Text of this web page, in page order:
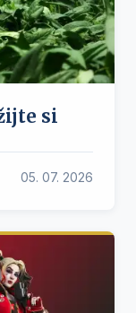
si
05. 07. 2026